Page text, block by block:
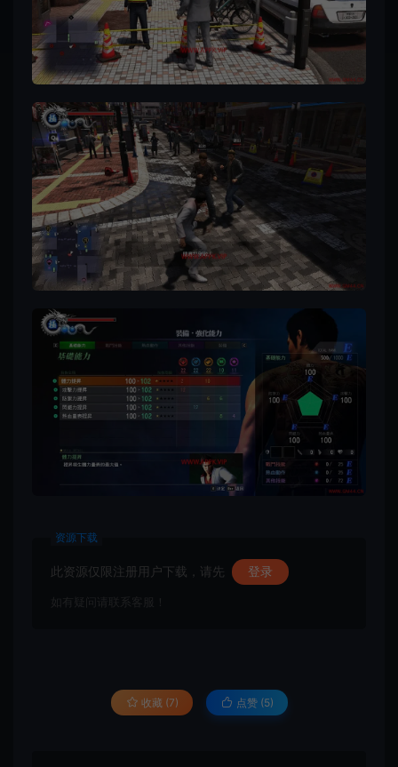
资源下载
此资源仅限注册用户下载，请先 登录
如有疑问请联系客服！
收藏 (7) 点赞 (5)